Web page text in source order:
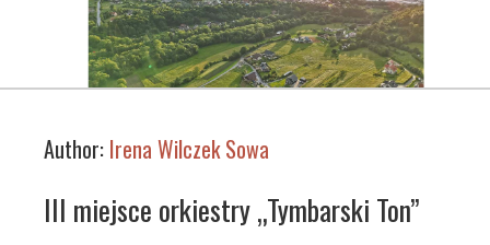
Author: Irena Wilczek Sowa
III miejsce orkiestry „Tymbarski Ton”